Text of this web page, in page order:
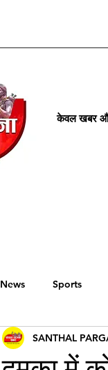
केवल खबर
News Sports
SANTHAL